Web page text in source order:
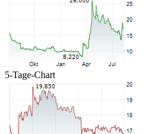
5-Tage-Chart